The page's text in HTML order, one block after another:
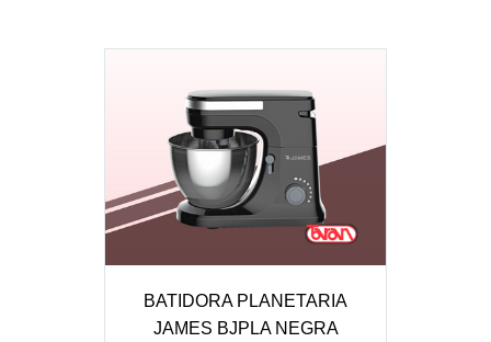
BATIDORA PLANETARIA
JAMES BJPLA NEGRA